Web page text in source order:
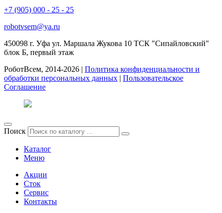
+7 (905) 000 - 25 - 25
robotvsem@ya.ru
450098 г. Уфа ул. Маршала Жукова 10 ТСК "Сипайловский"
блок Б, первый этаж
РоботВсем, 2014-2026 | Политика конфиденциальности и
обработки персональных данных | Пользовательское
Соглашение
Поиск
Каталог
Меню
Акции
Сток
Сервис
Контакты